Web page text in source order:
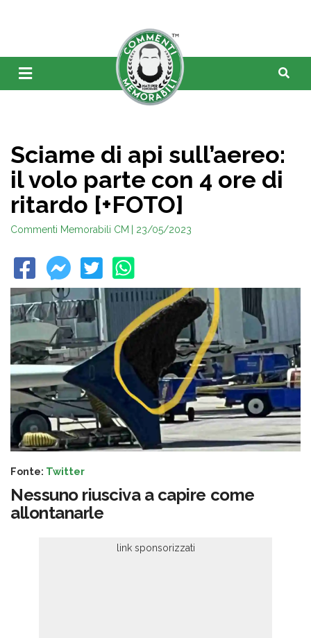
Sciame di api sull’aereo:
il volo parte con 4 ore di
ritardo [+FOTO]
Commenti Memorabili CM | 23/05/2023
Fonte: Twitter
Nessuno riusciva a capire come
allontanarle